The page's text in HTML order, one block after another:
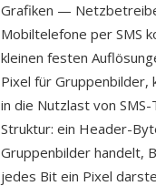
Grafiken —
Mobiltelefone per SMS
kleinen festen
Pixel für Gruppenbilder,
in die Nutzlast von
Struktur: ein Header-
Gruppenbilder handelt,
jedes Bit ein Pixel